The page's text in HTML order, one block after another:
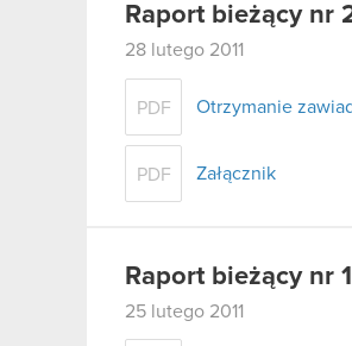
Raport bieżący nr
28 lutego 2011
PDF Otrzymanie
PDF Załącznik
Raport bieżący nr
25 lutego 2011